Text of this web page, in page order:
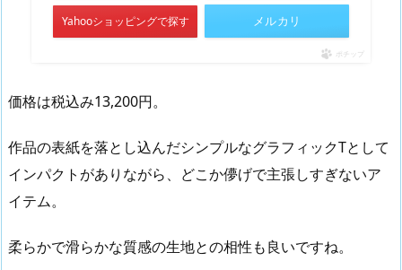
Yahooショッピングで探す メルカリ
ポチップ
価格は税込み13,200円。
作品の表紙を落とし込んだシンプルなグラフィックTとして
インパクトがありながら、どこか儚げで主張しすぎないア
イテム。
柔らかで滑らかな質感の生地との相性も良いですね。